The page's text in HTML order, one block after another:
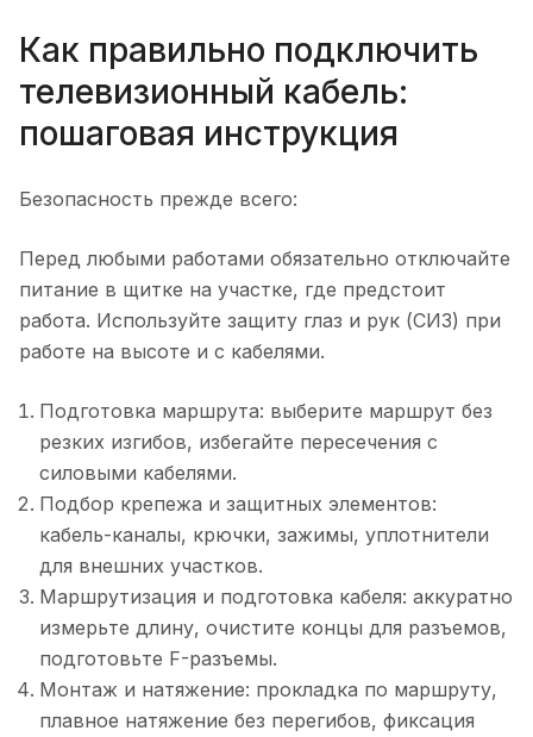
Как правильно подключить
телевизионный кабель:
пошаговая инструкция
Безопасность прежде всего:
Перед любыми работами обязательно отключайте
питание в щитке на участке, где предстоит
работа. Используйте защиту глаз и рук (СИЗ) при
работе на высоте и с кабелями.
Подготовка маршрута: выберите маршрут без
резких изгибов, избегайте пересечения с
силовыми кабелями.
Подбор крепежа и защитных элементов:
кабель-каналы, крючки, зажимы, уплотнители
для внешних участков.
Маршрутизация и подготовка кабеля: аккуратно
измерьте длину, очистите концы для разъемов,
подготовьте F-разъемы.
Монтаж и натяжение: прокладка по маршруту,
плавное натяжение без перегибов, фиксация